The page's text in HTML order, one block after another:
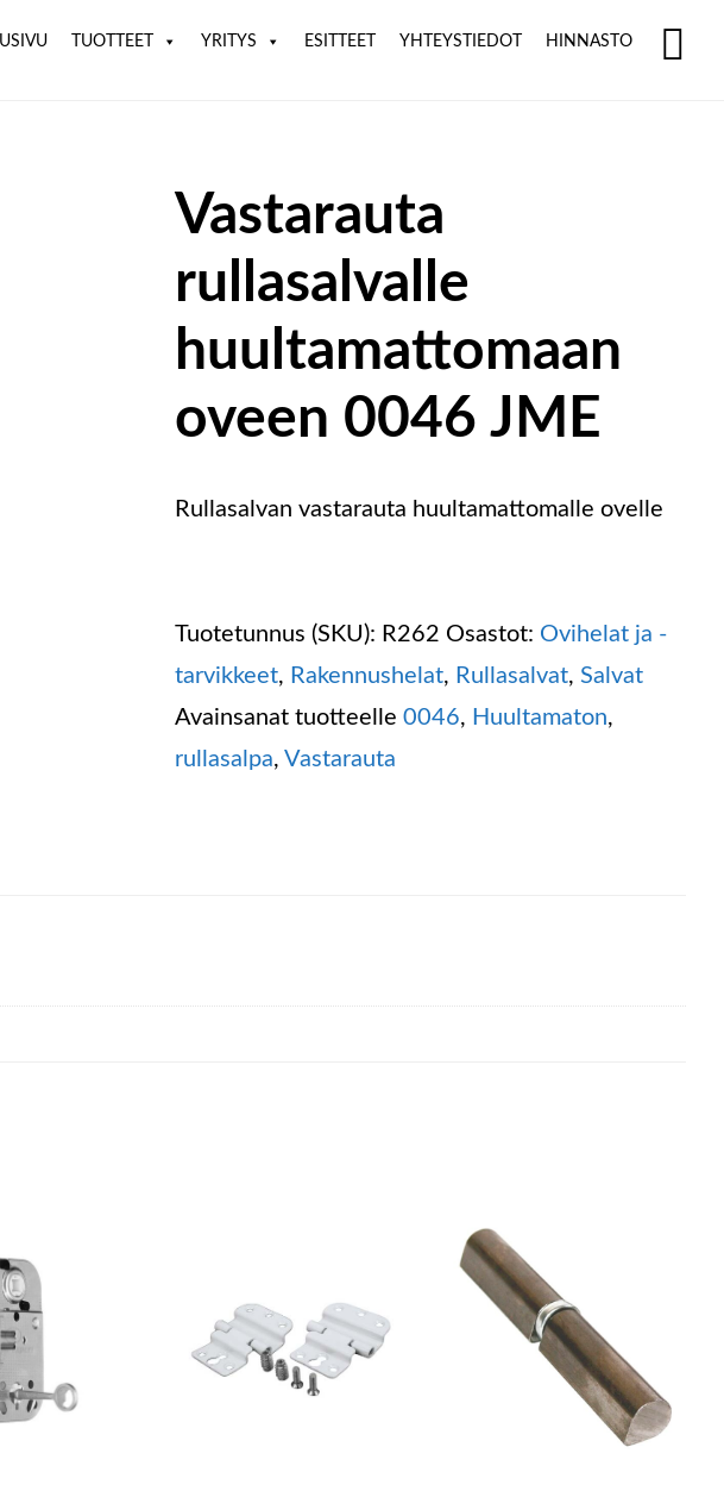
TUOTTEET YRITYS ESITTEET YHTEYSTIEDOT HINNASTO
Vastarauta
rullasalvalle
huultamattomaan
oveen 0046 JME
Rullasalvan vastarauta huultamattomalle ovelle
Tuotetunnus (SKU): R262 Osastot: Ovihelat ja -
tarvikkeet, Rakennushelat, Rullasalvat,Salvat
Avainsanat tuotteelle0046, Huultamaton,
rullasalpa,Vastarauta